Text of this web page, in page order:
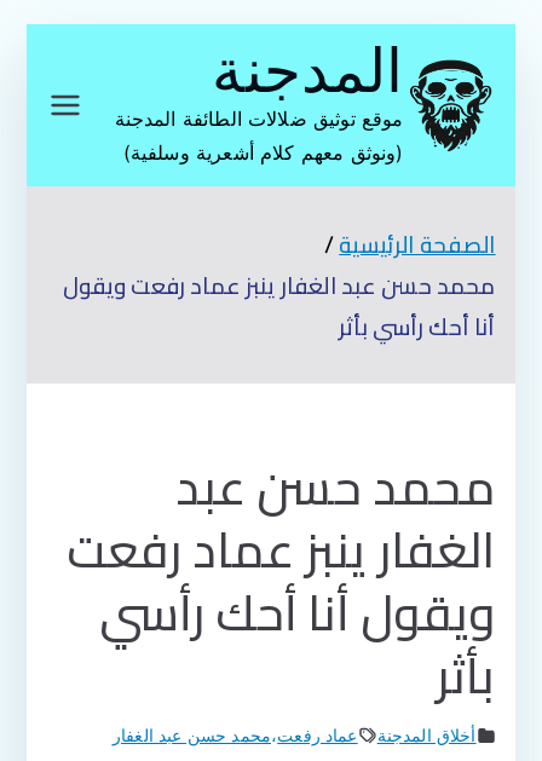
المحتوى
المدجنة
موقع توثيق ضلالات الطائفة المدجنة
(ونوثق معهم كلام أشعرية وسلفية)
الصفحة الرئيسية
محمد حسن عبد الغفار ينبز عماد رفعت ويقول
أنا أحك رأسي بأثر
محمد حسن عبد
الغفار ينبز عماد رفعت
ويقول أنا أحك رأسي
بأثر
أخلاق المدجنة عماد رفعت،محمد حسن عبد الغفار